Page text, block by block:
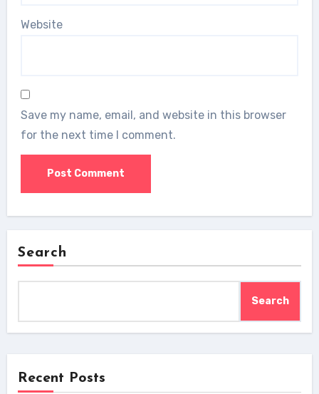
Website
Save my name, email, and website in this browser
for the next time I comment.
Search
Search
Recent Posts